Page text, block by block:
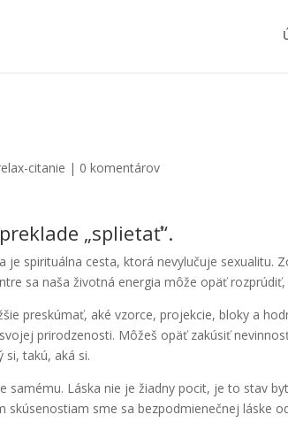
citanie | 0 komentárov
„splietať“.
je spirituálna cesta, ktorá nevylučuje sexualitu.
sa naša životná energia môže opäť
preskúmať, aké vzorce, projekcie, bloky a
prirodzenosti. Môžeš opäť zakúsiť
si, takú, aká si.
samému. Láska nie je žiadny pocit, je to stav
skúsenostiam sme sa bezpodmienečnej láske